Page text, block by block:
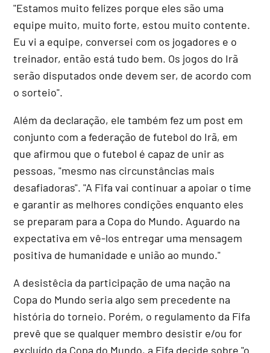
"Estamos muito felizes porque eles são uma
equipe muito, muito forte, estou muito contente.
Eu vi a equipe, conversei com os jogadores e o
treinador, então está tudo bem. Os jogos do Irã
serão disputados onde devem ser, de acordo com
o sorteio".
Além da declaração, ele também fez um post em
conjunto com a federação de futebol do Irã, em
que afirmou que o futebol é capaz de unir as
pessoas, "mesmo nas circunstâncias mais
desafiadoras". "A Fifa vai continuar a apoiar o time
e garantir as melhores condições enquanto eles
se preparam para a Copa do Mundo. Aguardo na
expectativa em vê-los entregar uma mensagem
positiva de humanidade e união ao mundo."
A desistêcia da participação de uma nação na
Copa do Mundo seria algo sem precedente na
história do torneio. Porém, o regulamento da Fifa
prevê que se qualquer membro desistir e/ou for
excluído da Copa do Mundo, a Fifa decide sobre "o